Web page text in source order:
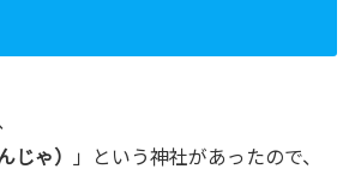
じゃ）
」という神社があったので、